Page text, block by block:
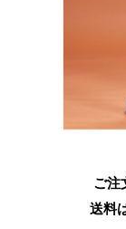
ご注
送料